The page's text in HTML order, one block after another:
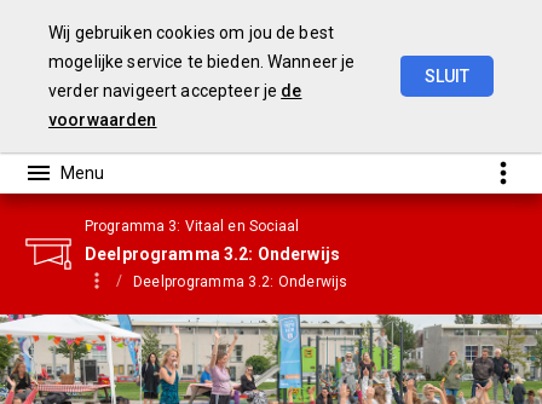
Wij gebruiken cookies om jou de best
mogelijke service te bieden. Wanneer je
verder navigeert accepteer je de
voorwaarden
SLUIT
Programma 3: Vitaal en Sociaal
Deelprogramma 3.2: Onderwijs
Deelprogramma 3.2: Onderwijs